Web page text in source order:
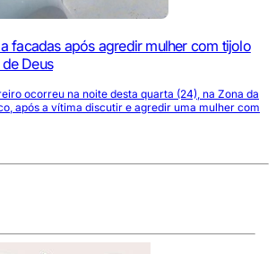
facadas após agredir mulher com tijolo
Deus
ocorreu na noite desta quarta (24), na Zona da
após a vítima discutir e agredir uma mulher com